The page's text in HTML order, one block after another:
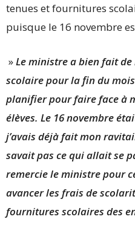
tenues et fournitures
puisque le 16 novembre
»Le ministre a bien fait
scolaire pour la fin du
planifier pour faire face à
élèves. Le 16 novembre
j’avais déjà fait mon
savait pas ce qui allait se
remercie le ministre pour
avancer les frais de
fournitures scolaires des